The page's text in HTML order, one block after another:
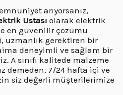
arıyorsanız,
Ustası olarak elektrik
en güvenilir çözümü
uzmanlık gerektiren bir
deneyimli ve sağlam bir
A sınıfı kalitede malzeme
demeden, 7/24 hafta içi ve
siz değerli müşterilerimize